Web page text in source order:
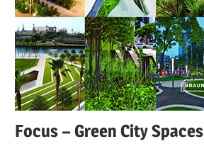
Focus – Green City Spaces